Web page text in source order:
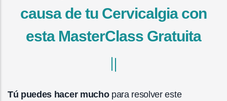
causa de tu Cervicalgia con
esta MasterClass Gratuita
Tú puedes hacer muchopara resolver este